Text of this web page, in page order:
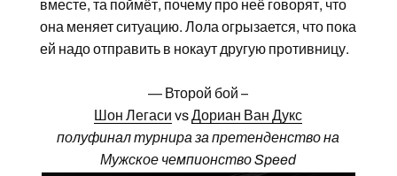
вместе, та поймёт, почему про неё говорят, что
она меняет ситуацию. Лола огрызается, что пока
ей надо отправить в нокаут другую противницу.
— Второй бой –
Шон Легаси vsДориан Ван Дукс
полуфинал турнира за претенденство на
Мужское чемпионство Speed